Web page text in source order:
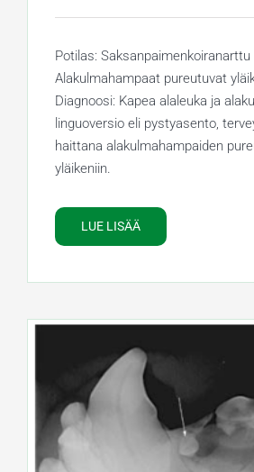
Potilas: Saksanpaimenkoiranarttu
Alakulmahampaat pureutuvat
Diagnoosi: Kapea alaleuka ja
linguoversio eli pystyasento,
haittana alakulmahampaiden
yläikeniin.
LUE LISÄÄ